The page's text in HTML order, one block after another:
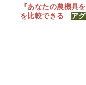
『あなたの農機具
を比較できる ア